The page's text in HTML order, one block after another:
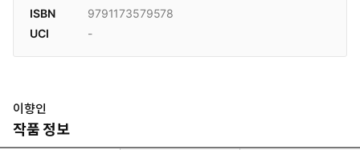
ISBN
9791173579578
UCI
-
이향인
작품 정보